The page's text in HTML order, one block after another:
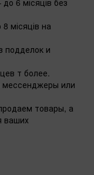
6 місяців без
місяців на
подделок и
т более.
мессенджеры или
товары, а
ваших